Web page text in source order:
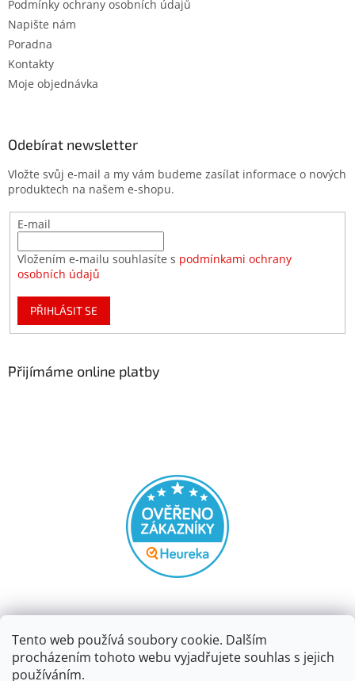
Tento web používá soubory cookie. Dalším
procházením tohoto webu vyjadřujete souhlas s jejich
používáním.
Podmínky ochrany osobních údajů
Napište nám
Poradna
Kontakty
Moje objednávka
Odebírat newsletter
Vložte svůj e-mail a my vám budeme zasílat informace o nových
produktech na našem e-shopu.
E-mail
Vložením e-mailu souhlasíte s podmínkami ochrany
osobních údajů
PŘIHLÁSIT SE
Přijímáme online platby